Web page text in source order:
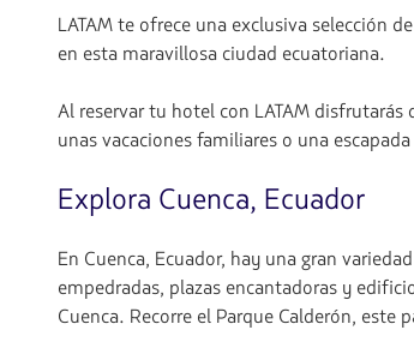
LATAM te ofrece una exclusiva selección
en esta maravillosa ciudad ecuatoriana.
Al reservar tu hotel con LATAM
unas vacaciones familiares o una
Explora Cuenca, Ecuador
En Cuenca, Ecuador, hay una gran
empedradas, plazas encantadoras y
Cuenca. Recorre el Parque Calderón,